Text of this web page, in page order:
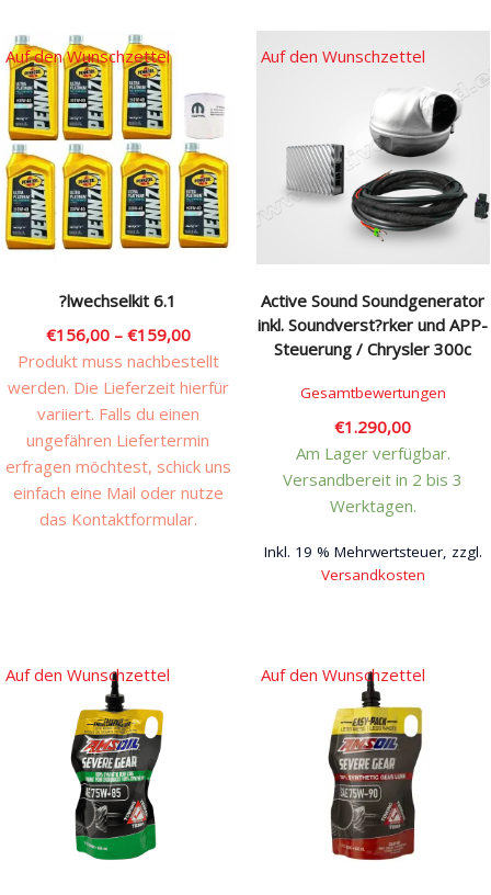
weist
mehrere
Varianten
auf.
Die
Optionen
können
auf
der
gewählt
werden
?lwechselkit 6.1
€156,00– €159,00
Produkt muss nachbestellt
werden. Die Lieferzeit hierfür
variiert. Falls du einen
ungefähren Liefertermin
erfragen möchtest, schick uns
einfach eine Mail oder nutze
das Kontaktformular.
Varianten
auf.
Die
Optionen
können
auf
der
Produktseite
Auf den Wunschzettel
Active Sound Soundgenerator
inkl. Soundverst?rker und APP-
Steuerung / Chrysler 300c
Gesamtbewertungen
€1.290,00
Am Lager verfügbar.
Versandbereit in 2 bis 3
Werktagen.
Inkl. 19 % Mehrwertsteuer, zzgl.
Versandkosten
mehrere
Varianten
auf.
Die
Optionen
können
auf
Auf den Wunschzettel
Auf den Wunschzettel Auf den Wunschzettel